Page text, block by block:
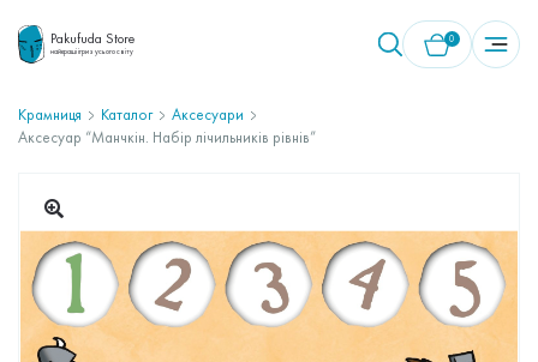
Pakufuda Store
найкращі ігри з усього світу
0
У кошику немає товарів.
Крамниця Каталог
Аксесуари
Аксесуар “Манчкін. Набір лічильників рівнів”
🔍